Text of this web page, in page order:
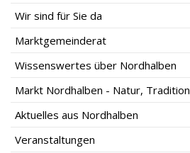
Wir sind für Sie da
Marktgemeinderat
Wissenswertes über Nordhalben
Markt Nordhalben - Natur, Tradition
Aktuelles aus Nordhalben
Veranstaltungen